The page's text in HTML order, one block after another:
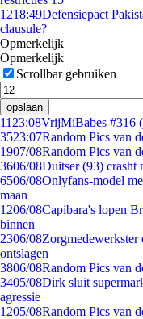
1218:49Defensiepact
clausule?
Opmerkelijk
Opmerkelijk
Scrollbar gebruiken
opslaan
11 23:08VrijMiBabes #316
3523:07Random Pics van
1907/08Random Pics van
3606/08Duitser (93) crasht
6506/08Onlyfans-model
maan
1206/08Capibara's lopen
binnen
2306/08Zorgmedewerkster
ontslagen
3806/08Random Pics van
3405/08Dirk sluit
agressie
1205/08Random Pics van